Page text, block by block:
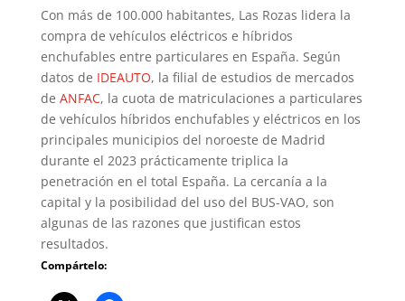
Con más de 100.000 habitantes, Las Rozas lidera la
compra de vehículos eléctricos e híbridos
enchufables entre particulares en España. Según
datos de IDEAUTO, la filial de estudios de mercados
de ANFAC, la cuota de matriculaciones a particulares
de vehículos híbridos enchufables y eléctricos en los
principales municipios del noroeste de Madrid
durante el 2023 prácticamente triplica la
penetración en el total España. La cercanía a la
capital y la posibilidad del uso del BUS-VAO, son
algunas de las razones que justifican estos
resultados.
Compártelo: